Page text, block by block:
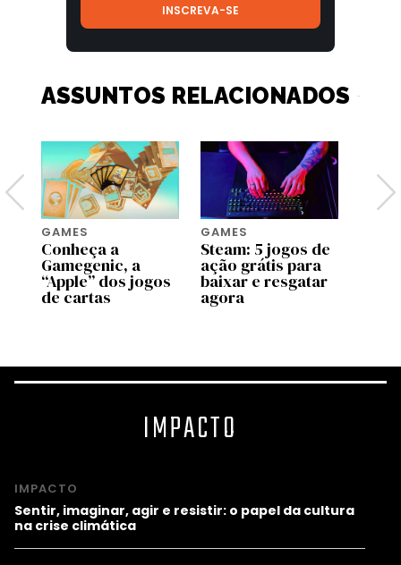
ASSUNTOS RELACIONADOS
GAMES
Conheça a
Gamegenic, a
“Apple” dos jogos
de cartas
GAMES
Steam: 5 jogos de
ação grátis para
baixar e resgatar
agora
IMPACTO
IMPACTO
Sentir, imaginar, agir e resistir: o papel da cultura
na crise climática